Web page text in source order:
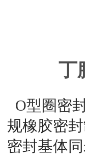
丁
O型圈密
规橡胶密
密封基体